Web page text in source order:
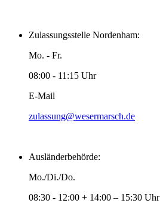
Zulassungsstelle Nordenham:
Mo. - Fr.
08:00 - 11:15 Uhr
E-Mail
zulassung@wesermarsch.de
Ausländerbehörde:
Mo./Di./Do.
08:30 - 12:00 + 14:00 – 15:30 Uhr